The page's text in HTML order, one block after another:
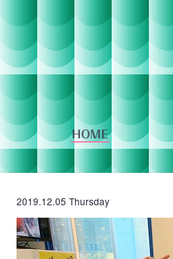
2019.12.05 Thursday